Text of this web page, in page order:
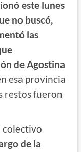
este lunes
no buscó,
las
de Agostina
esa provincia
restos fueron
colectivo
de la